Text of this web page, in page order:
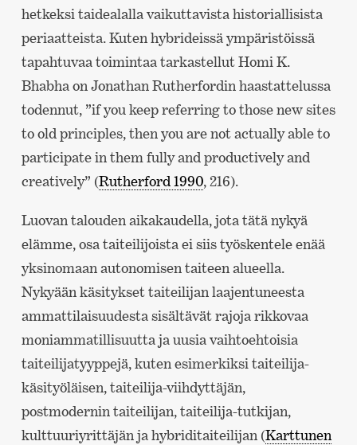
hetkeksi taidealalla vaikuttavista historiallisista
periaatteista. Kuten hybrideissä ympäristöissä
tapahtuvaa toimintaa tarkastellut Homi K.
Bhabha on Jonathan Rutherfordin haastattelussa
todennut, ”if you keep referring to those new sites
to old principles, then you are not actually able to
participate in them fully and productively and
creatively” (Rutherford 1990, 216).
Luovan talouden aikakaudella, jota tätä nykyä
elämme, osa taiteilijoista ei siis työskentele enää
yksinomaan autonomisen taiteen alueella.
Nykyään käsitykset taiteilijan laajentuneesta
ammattilaisuudesta sisältävät rajoja rikkovaa
moniammatillisuutta ja uusia vaihtoehtoisia
taiteilijatyyppejä, kuten esimerkiksi taiteilija-
käsityöläisen, taiteilija-viihdyttäjän,
postmodernin taiteilijan, taiteilija-tutkijan,
kulttuuriyrittäjän ja hybriditaiteilijan (Karttunen